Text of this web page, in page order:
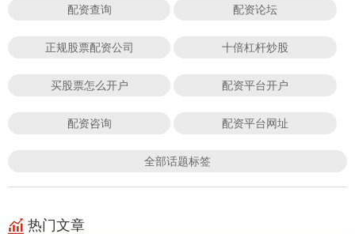
配资查询 配资论坛
正规股票配资公司 十倍杠杆炒股
买股票怎么开户 配资平台开户
配资咨询 配资平台网址
全部话题标签
热门文章